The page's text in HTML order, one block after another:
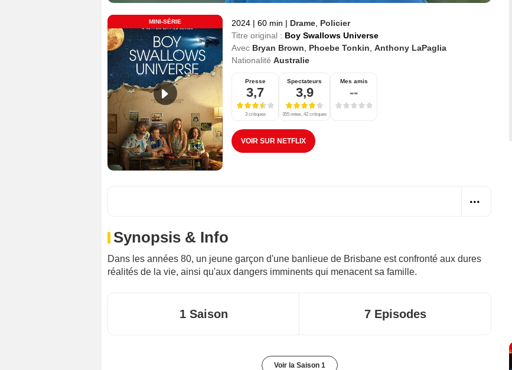
MINI-SÉRIE 2024 | 60 min | Drame Policier
Titre original : Boy Swallows Universe
Avec Bryan Brown Phoebe Tonkin Anthony LaPaglia
Nationalité Australie
Presse
3,7
3 critiques
Spectateurs
3,9
355 notes, 42 critiques
Mes amis
--
VOIR SUR NETFLIX
Synopsis & Info
Dans les années 80, un jeune garçon d'une banlieue de Brisbane est confronté aux dures
réalités de la vie, ainsi qu'aux dangers imminents qui menacent sa famille.
1 Saison 7 Episodes
Voir la Saison 1